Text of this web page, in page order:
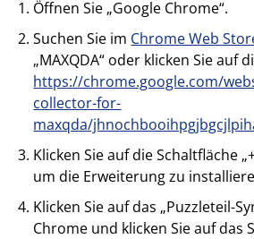
Öffnen Sie „Google Chrome“.
Suchen Sie im Chrome Web
„MAXQDA“ oder klicken Sie auf
https://chrome.google.com/
collector-for-
maxqda/
Klicken Sie auf die Schaltfläche
um die Erweiterung zu
Klicken Sie auf das „Puzzleteil-
Chrome und klicken Sie auf das